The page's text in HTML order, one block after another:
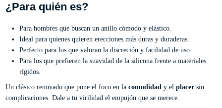
¿Para quién es?
Para hombres que buscan un anillo cómodo y elástico.
Ideal para quienes quieren erecciones más duras y duraderas.
Perfecto para los que valoran la discreción y facilidad de uso.
Para los que prefieren la suavidad de la silicona frente a materiales
rígidos.
Un clásico renovado que pone el foco en la comodidad y el placersin
complicaciones. Dale a tu virilidad el empujón que se merece.